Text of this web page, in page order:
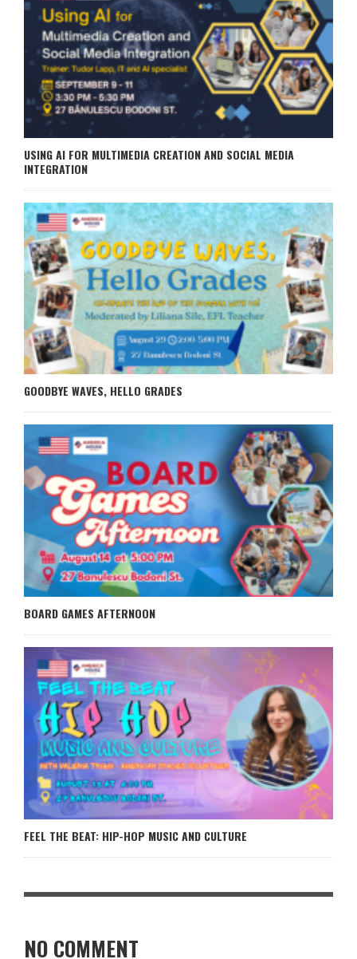
USING AI FOR MULTIMEDIA CREATION AND SOCIAL MEDIA
INTEGRATION
GOODBYE WAVES, HELLO GRADES
BOARD GAMES AFTERNOON
FEEL THE BEAT: HIP-HOP MUSIC AND CULTURE
NO COMMENT